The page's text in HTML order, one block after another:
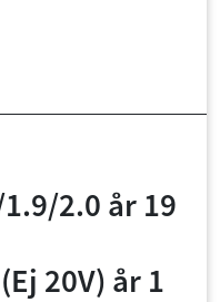
2.0 år 19
20V) år 1